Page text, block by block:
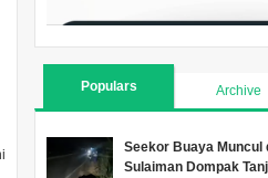
Populars Archive
Seekor Buaya
Sulaiman Dompak